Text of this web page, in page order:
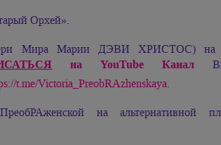
Орхей».
Мира Марии ДЭВИ ХРИСТОС) на
на YouTube Канал
t.me/Victoria_PreobRAzhenskaya.
на альтернативной